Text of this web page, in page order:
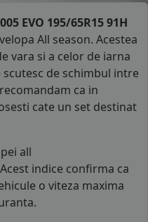
EVO 195/65R15 91H
All season. Acestea
vara si a celor de iarna
de schimbul intre
ca in
cate un set destinat
all
indice confirma ca
o viteza maxima